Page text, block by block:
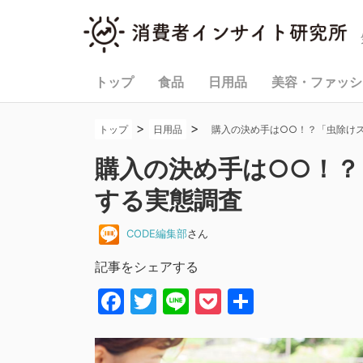
トップ 食品 日用品 美容・ファッ
トップ > 日用品 > 購入の決め手は○○！？「虫除け
購入の決め手は○○！？
する実態調査
CODE編集部さん
記事をシェアする
Facebook
Twitter
LinePocket